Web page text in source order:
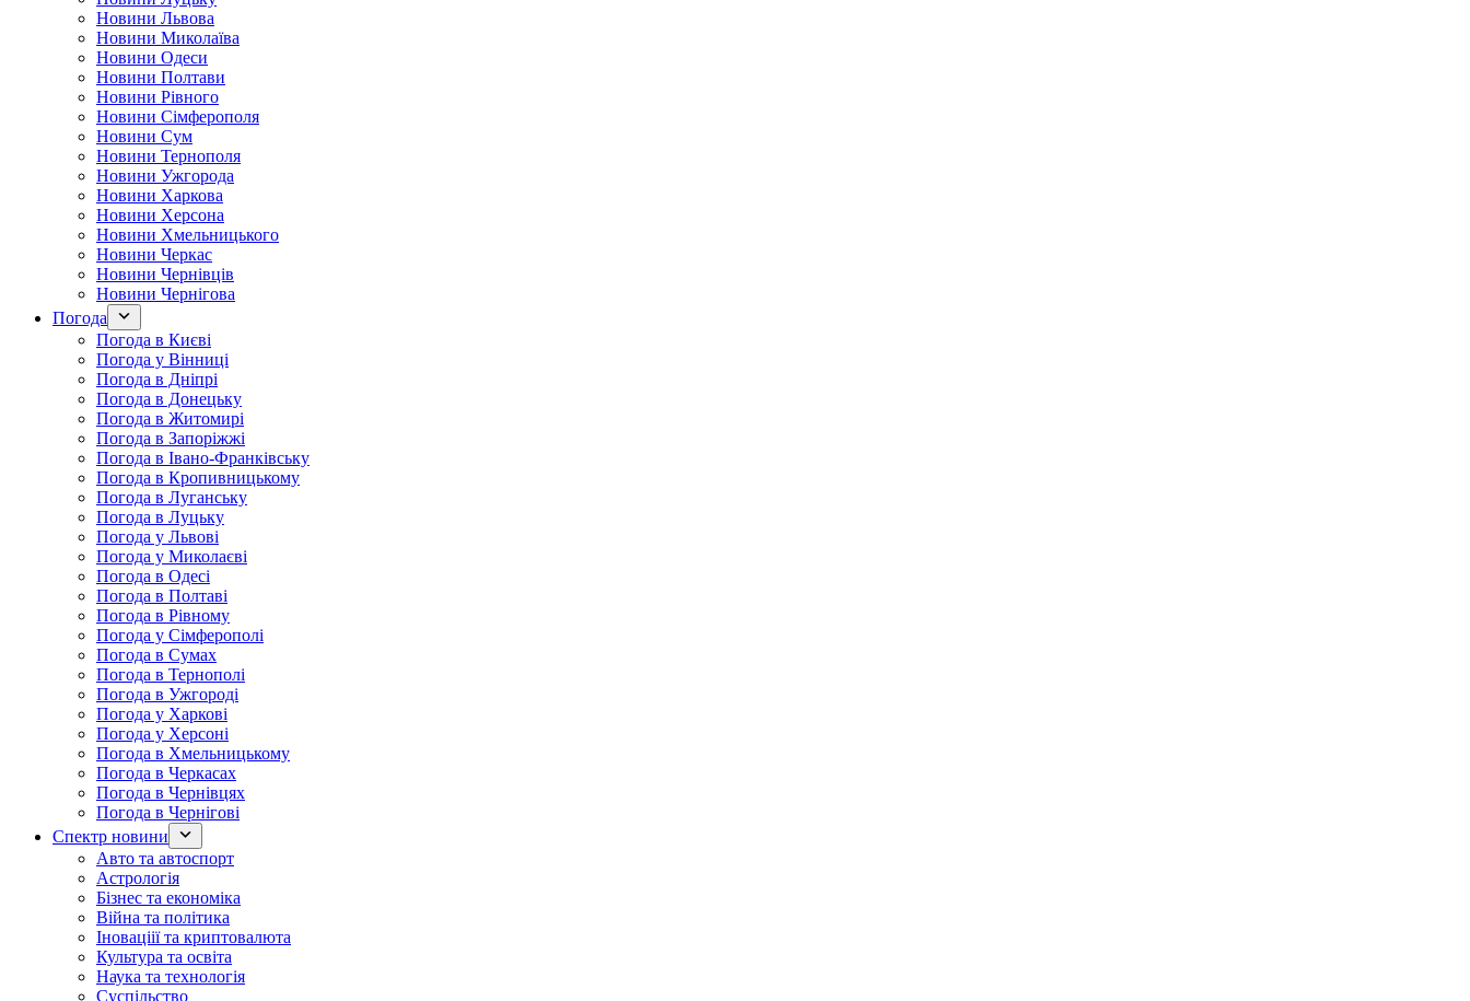
Новини Львова
Новини Миколаїва
Новини Одеси
Новини Полтави
Новини Рівного
Новини Сімферополя
Новини Сум
Новини Тернополя
Новини Ужгорода
Новини Харкова
Новини Херсона
Новини Хмельницького
Новини Черкас
Новини Чернівців
Новини Чернігова
Погода
Погода в Києві
Погода у Вінниці
Погода в Дніпрі
Погода в Донецьку
Погода в Житомирі
Погода в Запоріжжі
Погода в Івано-Франківську
Погода в Кропивницькому
Погода в Луганську
Погода в Луцьку
Погода у Львові
Погода у Миколаєві
Погода в Одесі
Погода в Полтаві
Погода в Рівному
Погода у Сімферополі
Погода в Сумах
Погода в Тернополі
Погода в Ужгороді
Погода у Харкові
Погода у Херсоні
Погода в Хмельницькому
Погода в Черкасах
Погода в Чернівцях
Погода в Чернігові
Спектр новини
Авто та автоспорт
Астрологія
Бізнес та економіка
Війна та політика
Іноваціії та криптовалюта
Культура та освіта
Наука та технологія
Суспільство